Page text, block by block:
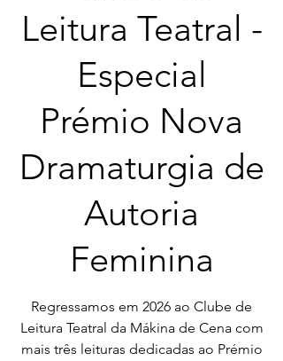
Leitura Teatral -
Especial
Prémio Nova
Dramaturgia de
Autoria
Feminina
Regressamos em 2026 ao Clube de
Leitura Teatral da Mákina de Cena com
mais três leituras dedicadas ao Prémio